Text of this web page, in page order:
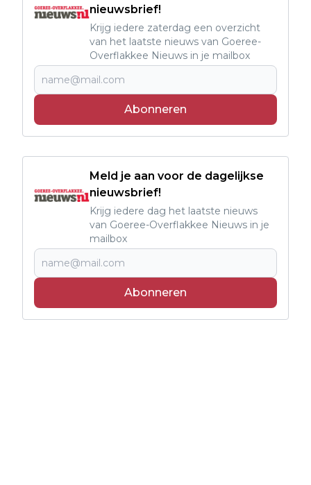
nieuwsbrief!
Krijg iedere zaterdag een overzicht
van het laatste nieuws van Goeree-
Overflakkee Nieuws in je mailbox
Abonneren
Meld je aan voor de dagelijkse
nieuwsbrief!
Krijg iedere dag het laatste nieuws
van Goeree-Overflakkee Nieuws in je
mailbox
Abonneren